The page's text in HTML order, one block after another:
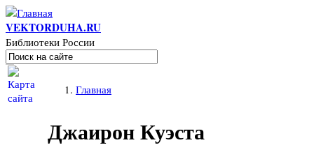
Перейти к основному содержанию
VEKTORDUHA.RU
Библиотеки России
Форма поиска
Поиск
Вы здесьГлавная
Джаирон Куэста